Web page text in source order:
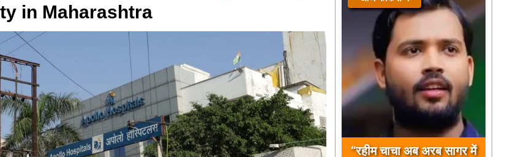
in Maharashtra